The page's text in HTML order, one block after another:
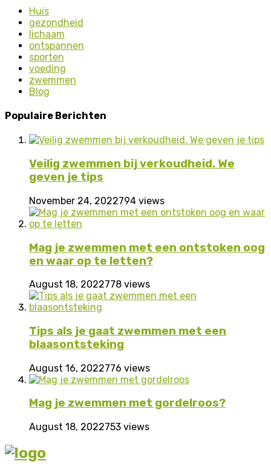
Huis
gezondheid
lichaam
ontspannen
sporten
voeding
zwemmen
Blog
Populaire Berichten
Veilig zwemmen bij verkoudheid. We
geven je tips
November 24, 2022794 views
Mag je zwemmen met een ontstoken oog
en waar op te letten?
August 18, 2022778 views
Tips als je gaat zwemmen met een
blaasontsteking
August 16, 2022776 views
Mag je zwemmen met gordelroos?
August 18, 2022753 views